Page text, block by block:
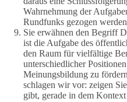
Wahrnehmung der
Rundfunks gezogen
Sie erwähnen den Begriff
ist die Aufgabe des
den Raum für vielfältige
unterschiedlicher
Meinungsbildung zu
schlagen wir vor: zeigen
gibt, gerade in dem